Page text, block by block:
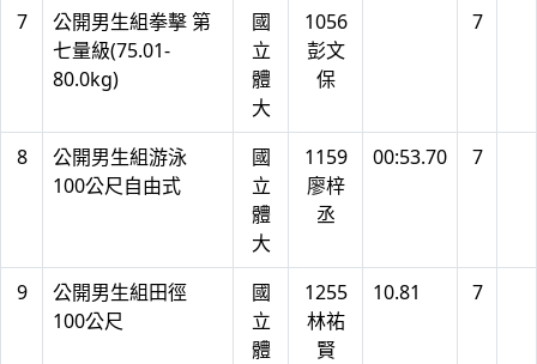
7
公開男生組拳擊 第
七量級(75.01-
80.0kg)
國
立
體
大
1056
彭文
保
7
8
公開男生組游泳
100公尺自由式
國
立
體
大
1159
廖梓
丞
00:53.70 7
9
公開男生組田徑
100公尺
國
立
體
1255
林祐
賢
10.81 7